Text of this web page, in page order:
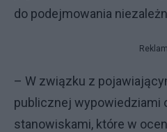
do podejmowania
– W związku z
publicznej wypowiedziami
stanowiskami, które w